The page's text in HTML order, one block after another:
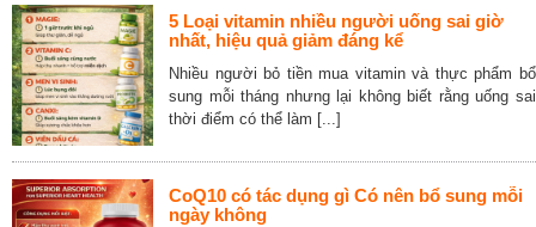
5 Loại vitamin nhiều người uống sai giờ
nhất, hiệu quả giảm đáng kể
Nhiều người bỏ tiền mua vitamin và thực phẩm bổ
sung mỗi tháng nhưng lại không biết rằng uống sai
thời điểm có thể làm [...]
CoQ10 có tác dụng gì Có nên bổ sung mỗi
ngày không